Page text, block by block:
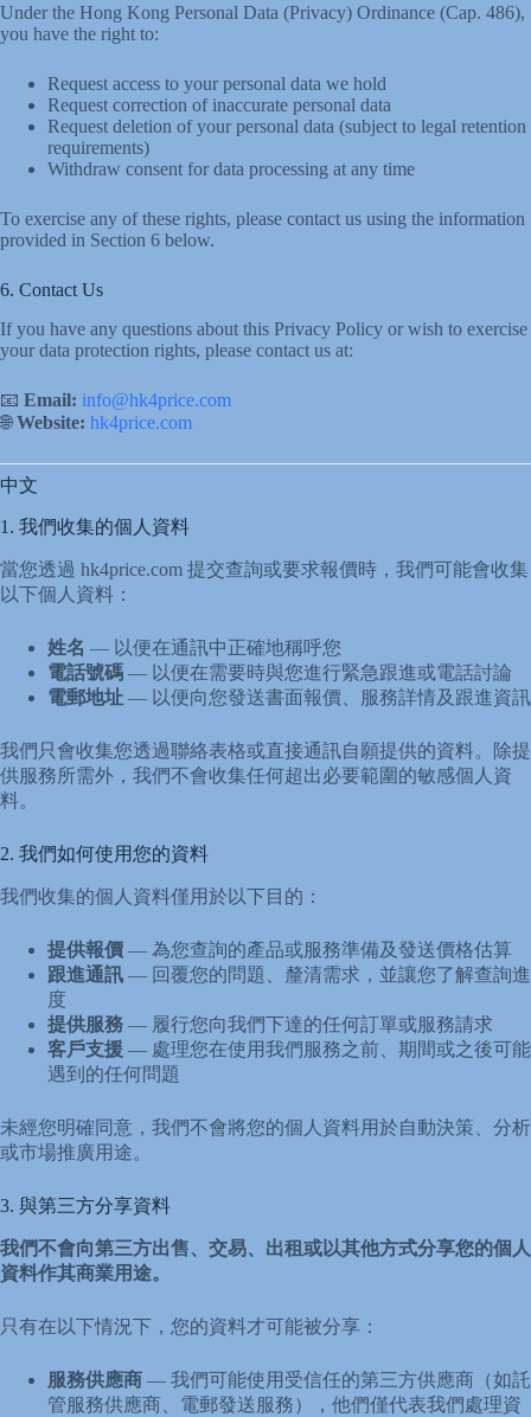
Under the Hong Kong Personal Data (Privacy) Ordinance (Cap. 486),
you have the right to:
Request access to your personal data we hold
Request correction of inaccurate personal data
Request deletion of your personal data (subject to legal retention
requirements)
Withdraw consent for data processing at any time
To exercise any of these rights, please contact us using the information
provided in Section 6 below.
6. Contact Us
If you have any questions about this Privacy Policy or wish to exercise
your data protection rights, please contact us at:
📧 Email: info@hk4price.com
🌐Website: hk4price.com
中文
1. 我們收集的個人資料
當您透過 hk4price.com 提交查詢或要求報價時，我們可能會收集
以下個人資料：
姓名 — 以便在通訊中正確地稱呼您
電話號碼 — 以便在需要時與您進行緊急跟進或電話討論
電郵地址 — 以便向您發送書面報價、服務詳情及跟進資訊
我們只會收集您透過聯絡表格或直接通訊自願提供的資料。除提
供服務所需外，我們不會收集任何超出必要範圍的敏感個人資
料。
2. 我們如何使用您的資料
我們收集的個人資料僅用於以下目的：
提供報價 — 為您查詢的產品或服務準備及發送價格估算
跟進通訊 — 回覆您的問題、釐清需求，並讓您了解查詢進
度
提供服務 — 履行您向我們下達的任何訂單或服務請求
客戶支援 — 處理您在使用我們服務之前、期間或之後可能
遇到的任何問題
未經您明確同意，我們不會將您的個人資料用於自動決策、分析
或市場推廣用途。
3. 與第三方分享資料
我們不會向第三方出售、交易、出租或以其他方式分享您的個人
資料作其商業用途。
只有在以下情況下，您的資料才可能被分享：
服務供應商 — 我們可能使用受信任的第三方供應商（如託
管服務供應商、電郵發送服務），他們僅代表我們處理資